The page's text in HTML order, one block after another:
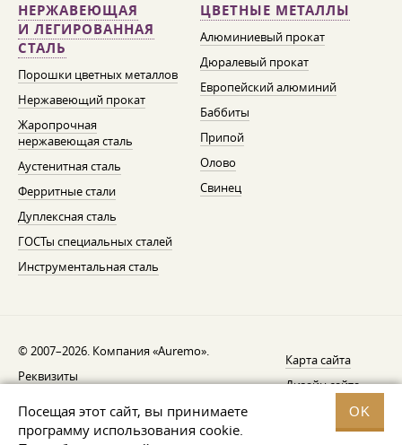
Посещая этот сайт, вы принимаете
программу использования cookie.
OK
НЕРЖАВЕЮЩАЯ
И ЛЕГИРОВАННАЯ
СТАЛЬ
Порошки цветных металлов
Нержавеющий прокат
Жаропрочная
нержавеющая сталь
Аустенитная сталь
Ферритные стали
Дуплексная сталь
ГОСТы специальных сталей
Инструментальная сталь
ЦВЕТНЫЕ МЕТАЛЛЫ
Алюминиевый прокат
Дюралевый прокат
Европейский алюминий
Баббиты
Припой
Олово
Свинец
© 2007–2026. Компания «Auremo».
Реквизиты
Уведомление об отзыве
Карта сайта
Дизайн сайта —